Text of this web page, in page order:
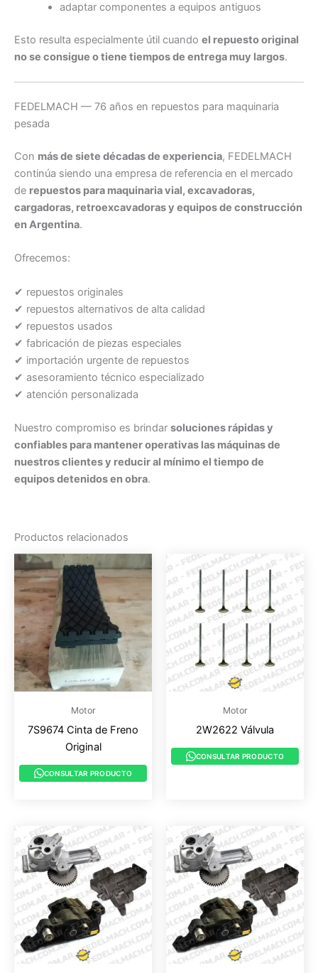
adaptar componentes a equipos antiguos
Esto resulta especialmente útil cuando el repuesto original
no se consigue o tiene tiempos de entrega muy largos.
FEDELMACH — 76 años en repuestos para maquinaria
pesada
Con más de siete décadas de experiencia, FEDELMACH
continúa siendo una empresa de referencia en el mercado
de repuestos para maquinaria vial, excavadoras,
cargadoras, retroexcavadoras y equipos de construcción
en Argentina.
Ofrecemos:
✔ repuestos originales
✔ repuestos alternativos de alta calidad
✔ repuestos usados
✔ fabricación de piezas especiales
✔ importación urgente de repuestos
✔ asesoramiento técnico especializado
✔ atención personalizada
Nuestro compromiso es brindar soluciones rápidas y
confiables para mantener operativas las máquinas de
nuestros clientes y reducir al mínimo el tiempo de
equipos detenidos en obra.
Productos relacionados
Motor
7S9674 Cinta de Freno
Original
CONSULTAR PRODUCTO
Motor
2W2622 Válvula
CONSULTAR PRODUCTO